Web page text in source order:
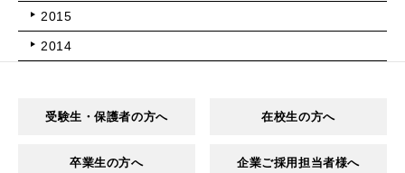
2015
2014
受験生・保護者の方へ 在校生の方へ
卒業生の方へ 企業ご採用担当者様へ